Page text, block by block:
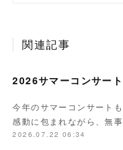
関連記事
今年のサマーコンサート
感動に包まれながら、無
2026.07.22 06:34